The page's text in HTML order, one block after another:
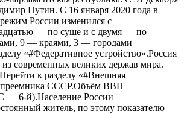
Путин. C 16 января 2020 года в
России изменился с
— по суше и с двумя — по
9 — краями, 3 — городами
«#Федеративное устройство».Россия
современных великих держав мира.
к разделу «#Внешняя
СССР.Объём ВВП
— 6-й).Население России —
житель, по этому показателю